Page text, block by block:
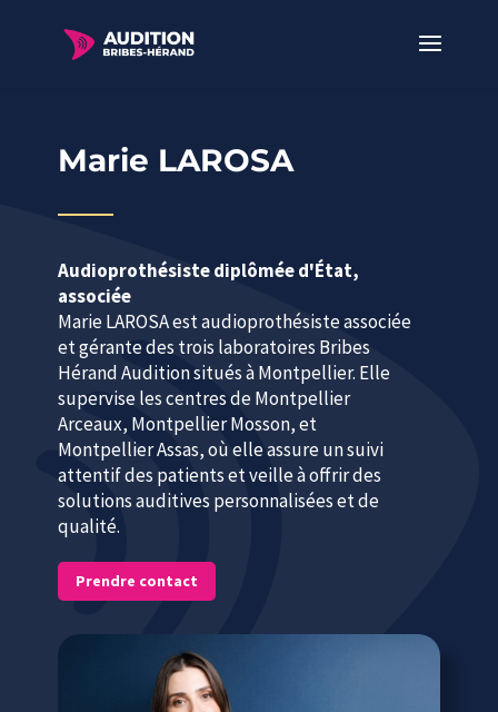
Marie LAROSA
Audioprothésiste diplômée d'État,
associée
Marie LAROSA est audioprothésiste associée
et gérante des trois laboratoires Bribes
Hérand Audition situés à Montpellier. Elle
supervise les centres de Montpellier
Arceaux, Montpellier Mosson, et
Montpellier Assas, où elle assure un suivi
attentif des patients et veille à offrir des
solutions auditives personnalisées et de
qualité.
Prendre contact